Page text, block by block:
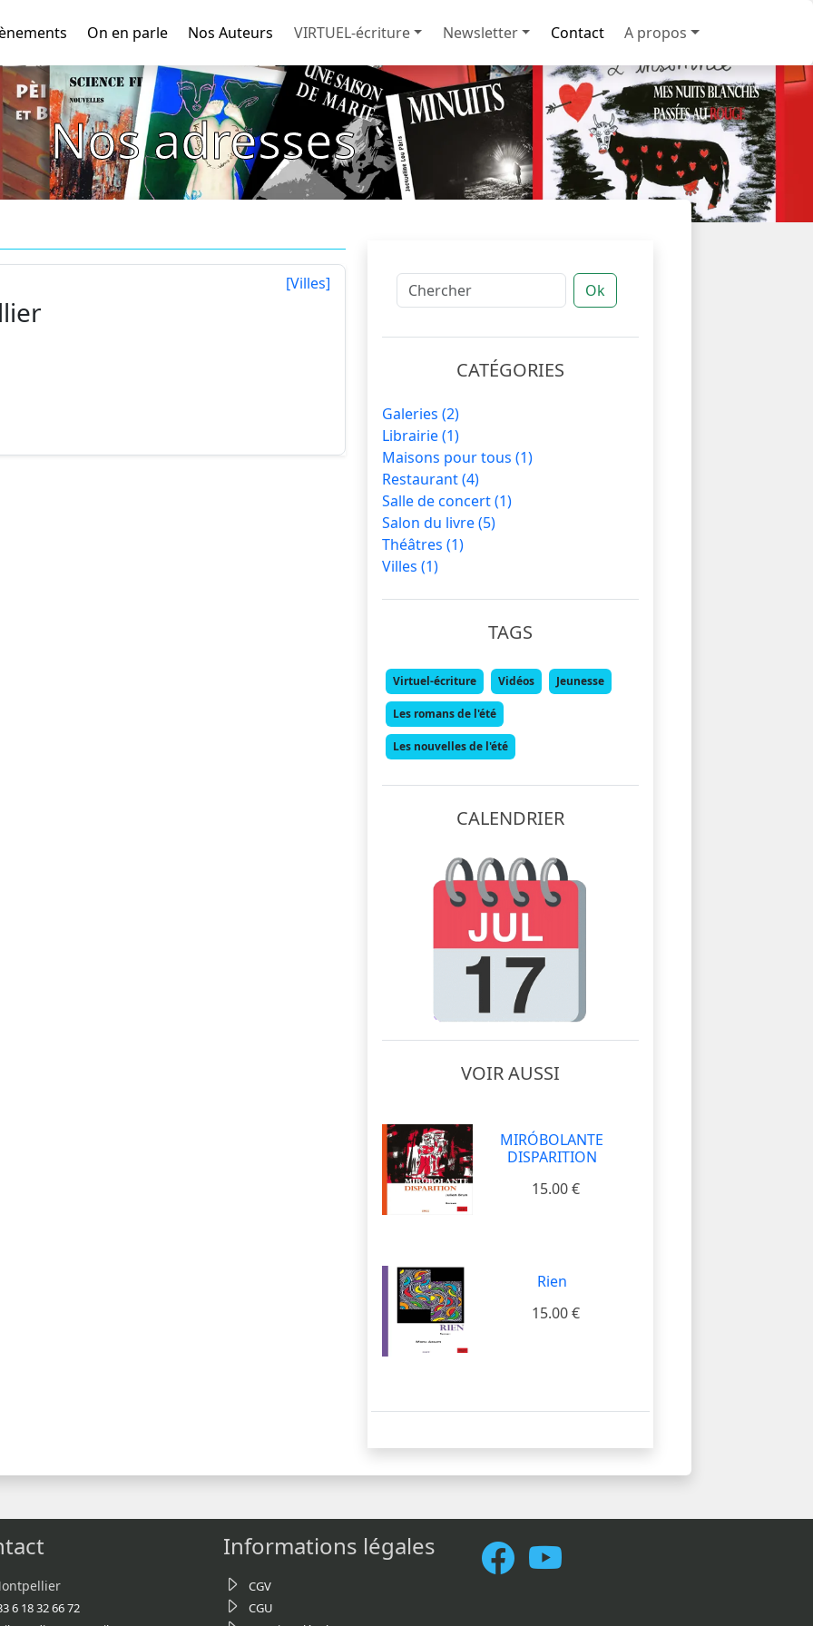
On en parle Nos Auteurs VIRTUEL-écriture Newsletter Contact A propos
Nos adresses
[Villes] Ok
CATÉGORIES
Galeries(2)
Librairie(1)
Maisons pour tous(1)
Restaurant(4)
Salle de concert(1)
Salon du livre(5)
Théâtres(1)
Villes(1)
TAGS
Virtuel-écriture Vidéos Jeunesse
Les romans de l'été
Les nouvelles de l'été
CALENDRIER
VOIR AUSSI
MIRÓBOLANTE
DISPARITION
15.00 €
Rien
15.00 €
6 18 32 66 72
Informations légales
CGV
CGU